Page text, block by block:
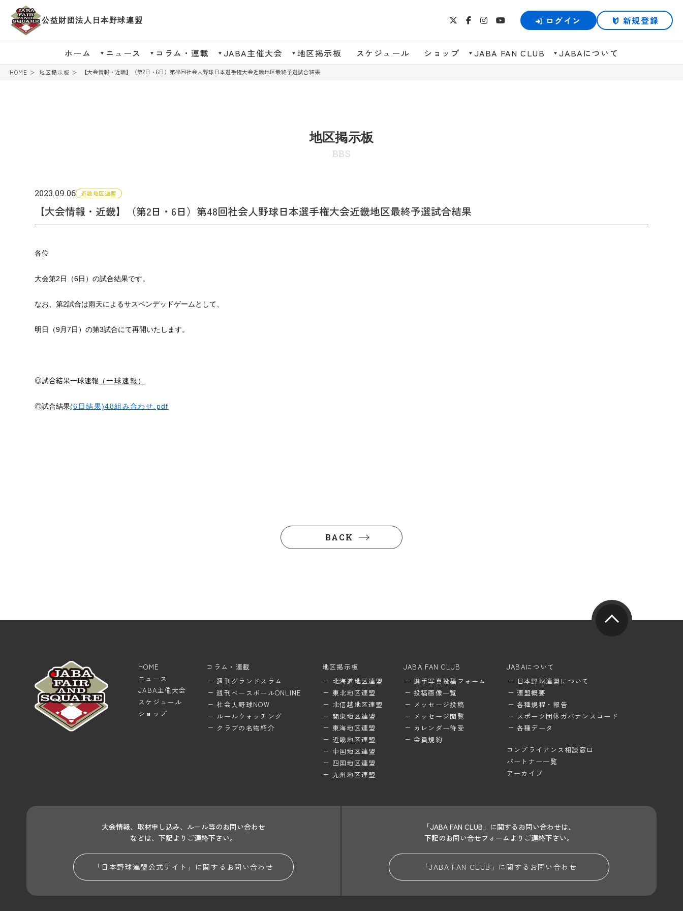
公益財団法人日本野球連盟 ログイン 新規登録
ホーム ニュース コラム・連載 JABA主催大会 地区掲示板 スケジュール ショップ JABA FAN CLUB JABAについて
HOME 地区掲示板 【大会情報・近畿】（第2日・6日）第48回社会人野球日本選手権大会近畿地区最終予選試合結果
地区掲示板
BBS
2023.09.06 近畿地区連盟
【大会情報・近畿】（第2日・6日）第48回社会人野球日本選手権大会近畿地区最終予選試合結果
各位
大会第2日（6日）の試合結果です。
なお、第2試合は雨天によるサスペンデッドゲームとして、
明日（9月7日）の第3試合にて再開いたします。
◎試合結果一球速報 （一球速報）
◎試合結果(6日結果)48組み合わせ.pdf
BACK
HOME
ニュース
JABA主催大会
スケジュール
ショップ
コラム・連載
週刊グランドスラム
週刊ベースボールONLINE
社会人野球NOW
ルールウォッチング
クラブの名物紹介
地区掲示板
北海道地区連盟
東北地区連盟
北信越地区連盟
関東地区連盟
東海地区連盟
近畿地区連盟
中国地区連盟
四国地区連盟
九州地区連盟
JABA FAN CLUB
選手写真投稿フォーム
投稿画像一覧
メッセージ投稿
メッセージ閲覧
カレンダー待受
会員規約
JABAについて
日本野球連盟について
連盟概要
各種規程・報告
スポーツ団体ガバナンスコード
各種データ
コンプライアンス相談窓口
パートナー一覧
アーカイブ
大会情報、取材申し込み、ルール等のお問い合わせ
などは、下記よりご連絡下さい。
「日本野球連盟公式サイト」に関する お問い合わせ
「JABA FAN CLUB」に関するお問い合わせは、
下記のお問い合せフォームよりご連絡下さい。
「JABA FAN CLUB」に関する お問い合わせ